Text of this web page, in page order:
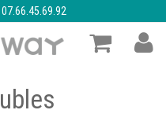
07.66.45.69.92